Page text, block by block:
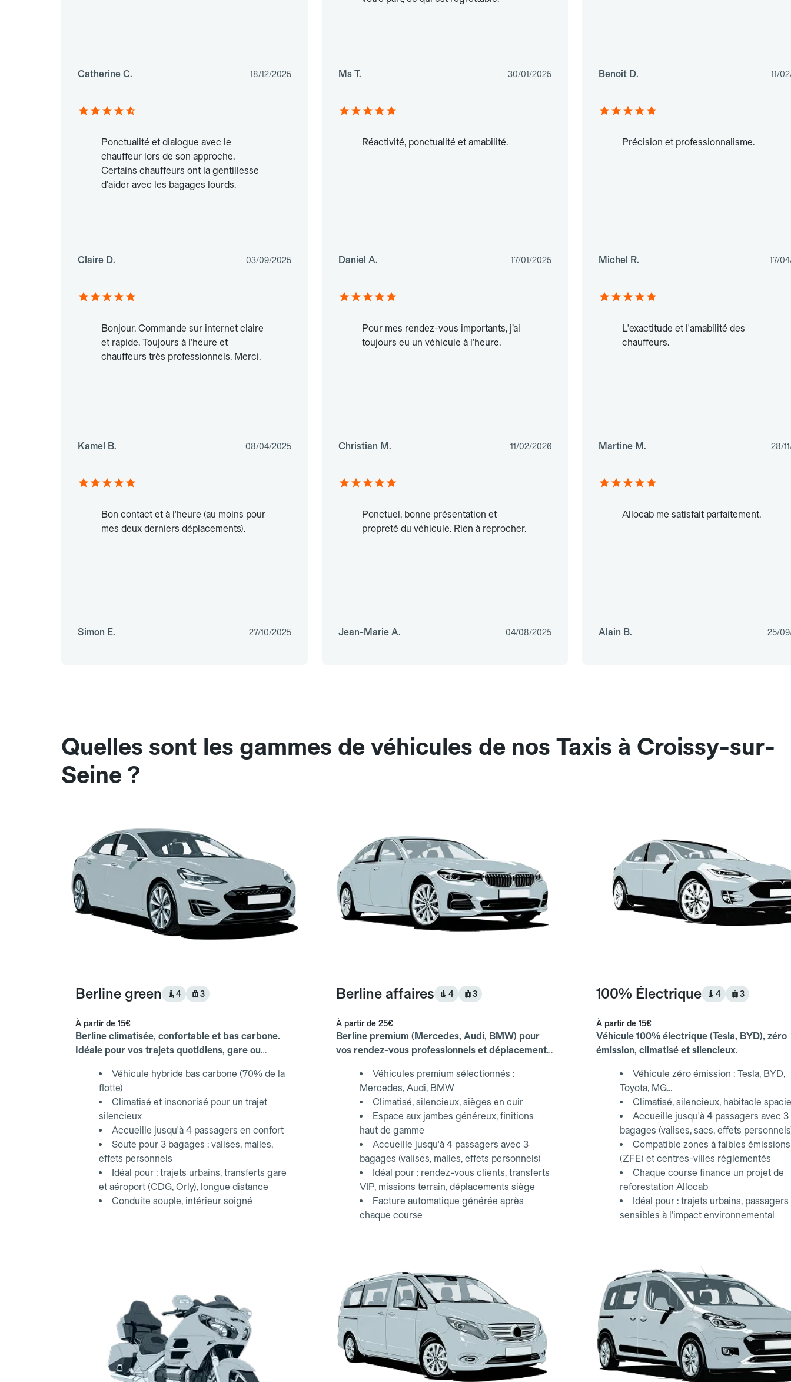
Catherine C. 18/12/2025 Ms T. 30/01/2025 Benoit D. 11/
Ponctualité et dialogue avec le
chauffeur lors de son approche.
Certains chauffeurs ont la gentillesse
d'aider avec les bagages lourds.
Claire D. 03/09/2025
Réactivité, ponctualité et amabilité.
Daniel A. 17/01/2025
Précision et professionnalisme.
Michel R. 17/
Bonjour. Commande sur internet claire
et rapide. Toujours à l'heure et
chauffeurs très professionnels. Merci.
Kamel B. 08/04/2025
Pour mes rendez-vous importants, j’ai
toujours eu un véhicule à l'heure.
Christian M. 11/02/2026
L'exactitude et l'amabilité des
chauffeurs.
Martine M. 28/
Bon contact et à l'heure (au moins pour
mes deux derniers déplacements).
Simon E. 27/10/2025
Ponctuel, bonne présentation et
propreté du véhicule. Rien à reprocher.
Jean-Marie A. 04/08/2025
Allocab me satisfait parfaitement.
Alain B. 25/
Quelles sont les gammes de véhicules de nos Taxis à Croissy-sur-
Seine ?
Berline green 4 3
À partir de 15€
Berline climatisée, confortable et bas carbone.
Idéale pour vos trajets quotidiens, gare ou
Véhicule hybride bas carbone (70% de la
flotte)
Climatisé et insonorisé pour un trajet
silencieux
Accueille jusqu'à 4 passagers en confort
Soute pour 3 bagages : valises, malles,
effets personnels
Idéal pour : trajets urbains, transferts gare
et aéroport (CDG, Orly), longue distance
Conduite souple, intérieur soigné
Berline affaires 4 3
À partir de 25€
Berline premium (Mercedes, Audi, BMW) pour
vos rendez-vous professionnels et déplacements
Véhicules premium sélectionnés :
Mercedes, Audi, BMW
Climatisé, silencieux, sièges en cuir
Espace aux jambes généreux, finitions
haut de gamme
Accueille jusqu'à 4 passagers avec 3
bagages (valises, malles, effets personnels)
Idéal pour : rendez-vous clients, transferts
VIP, missions terrain, déplacements siège
Facture automatique générée après
chaque course
100% Électrique 4 3
À partir de 15€
Véhicule 100% électrique (Tesla, BYD), zéro
émission, climatisé et silencieux.
Véhicule zéro émission : Tesla, BYD,
Toyota, MG...
Climatisé, silencieux, habitacle
Accueille jusqu'à 4 passagers avec 3
bagages (valises, sacs, effets
Compatible zones à faibles émissions
(ZFE) et centres-villes réglementés
Chaque course finance un projet de
reforestation Allocab
Idéal pour : trajets urbains, passagers
sensibles à l'impact environnemental